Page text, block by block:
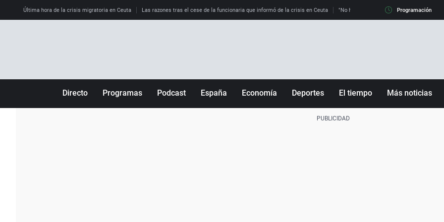
Última hora de la crisis migratoria en Ceuta Las razones tras el cese de la funcionaria que informó de la crisis en Ceuta "No hay mafias, que no nos engañen":
Programación
Directo Programas Podcast España Economía Deportes El tiempo Más noticias